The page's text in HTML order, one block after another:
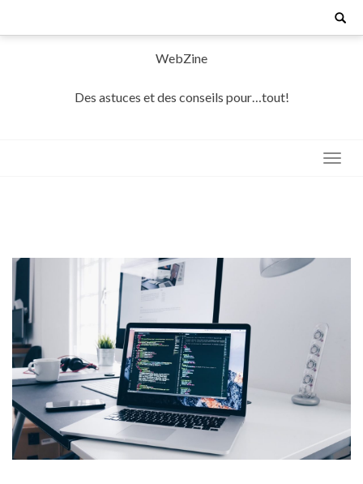
Search
WebZine
Des astuces et des conseils pour…tout!